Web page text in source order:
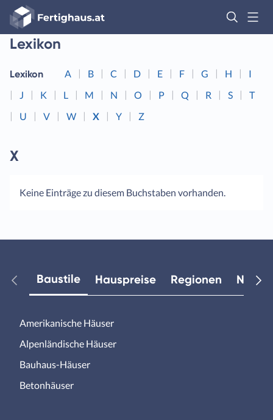
Fertighaus
Logo
Anmelden
Lexikon
Lexikon A B C D E F G H
I
J
K L M N O P Q R S
T
U
V W X Y Z
X
Keine Einträge zu diesem Buchstaben vorhanden.
Baustile Hauspreise Regionen
Amerikanische Häuser
Alpenländische Häuser
Bauhaus-Häuser
Betonhäuser